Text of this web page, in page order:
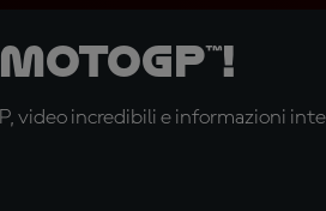
video incredibili e informazioni